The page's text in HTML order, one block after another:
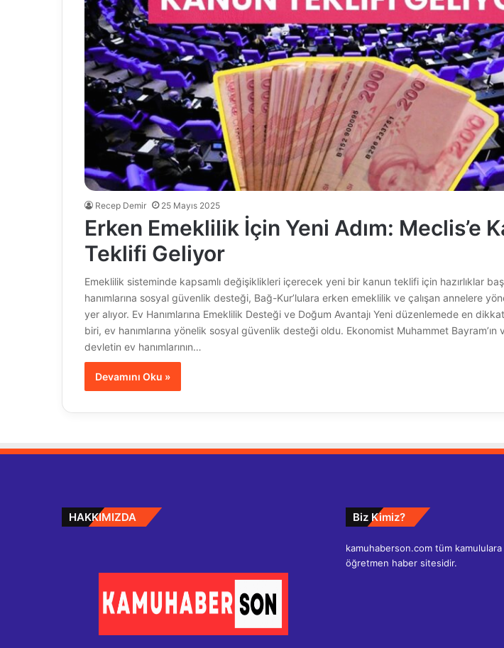
Recep Demir 25 Mayıs 2025
Erken Emeklilik İçin Yeni Adım: Meclis’e
Teklifi Geliyor
Emeklilik sisteminde kapsamlı değişiklikleri içerecek yeni bir kanun teklifi için hazırlıklar
hanımlarına sosyal güvenlik desteği, Bağ-Kur’lulara erken emeklilik ve çalışan annelere
yer alıyor. Ev Hanımlarına Emeklilik Desteği ve Doğum Avantajı Yeni düzenlemede en
biri, ev hanımlarına yönelik sosyal güvenlik desteği oldu. Ekonomist Muhammet
devletin ev hanımlarının…
Devamını Oku »
HAKKIMIZDA Biz Kimiz?
kamuhaberson.com tüm kamululara
öğretmen haber sitesidir.